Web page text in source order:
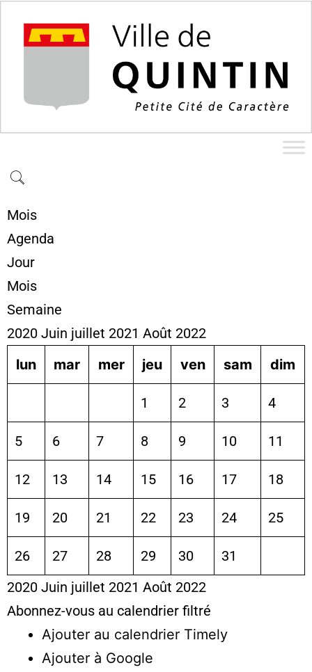
Mois
Agenda
Jour
Mois
Semaine
2020 Juin juillet 2021 Août 2022
lun
mar mer jeu ven sam dim
1 2 3 4
5 6 7 8 9 10 11
12 13 14 15 16 17 18
19 20 21 22 23 24 25
26 27 28 29 30
31
2020 Juin juillet 2021 Août 2022
Abonnez-vous au calendrier filtré
Ajouter au calendrier Timely
Ajouter à Google